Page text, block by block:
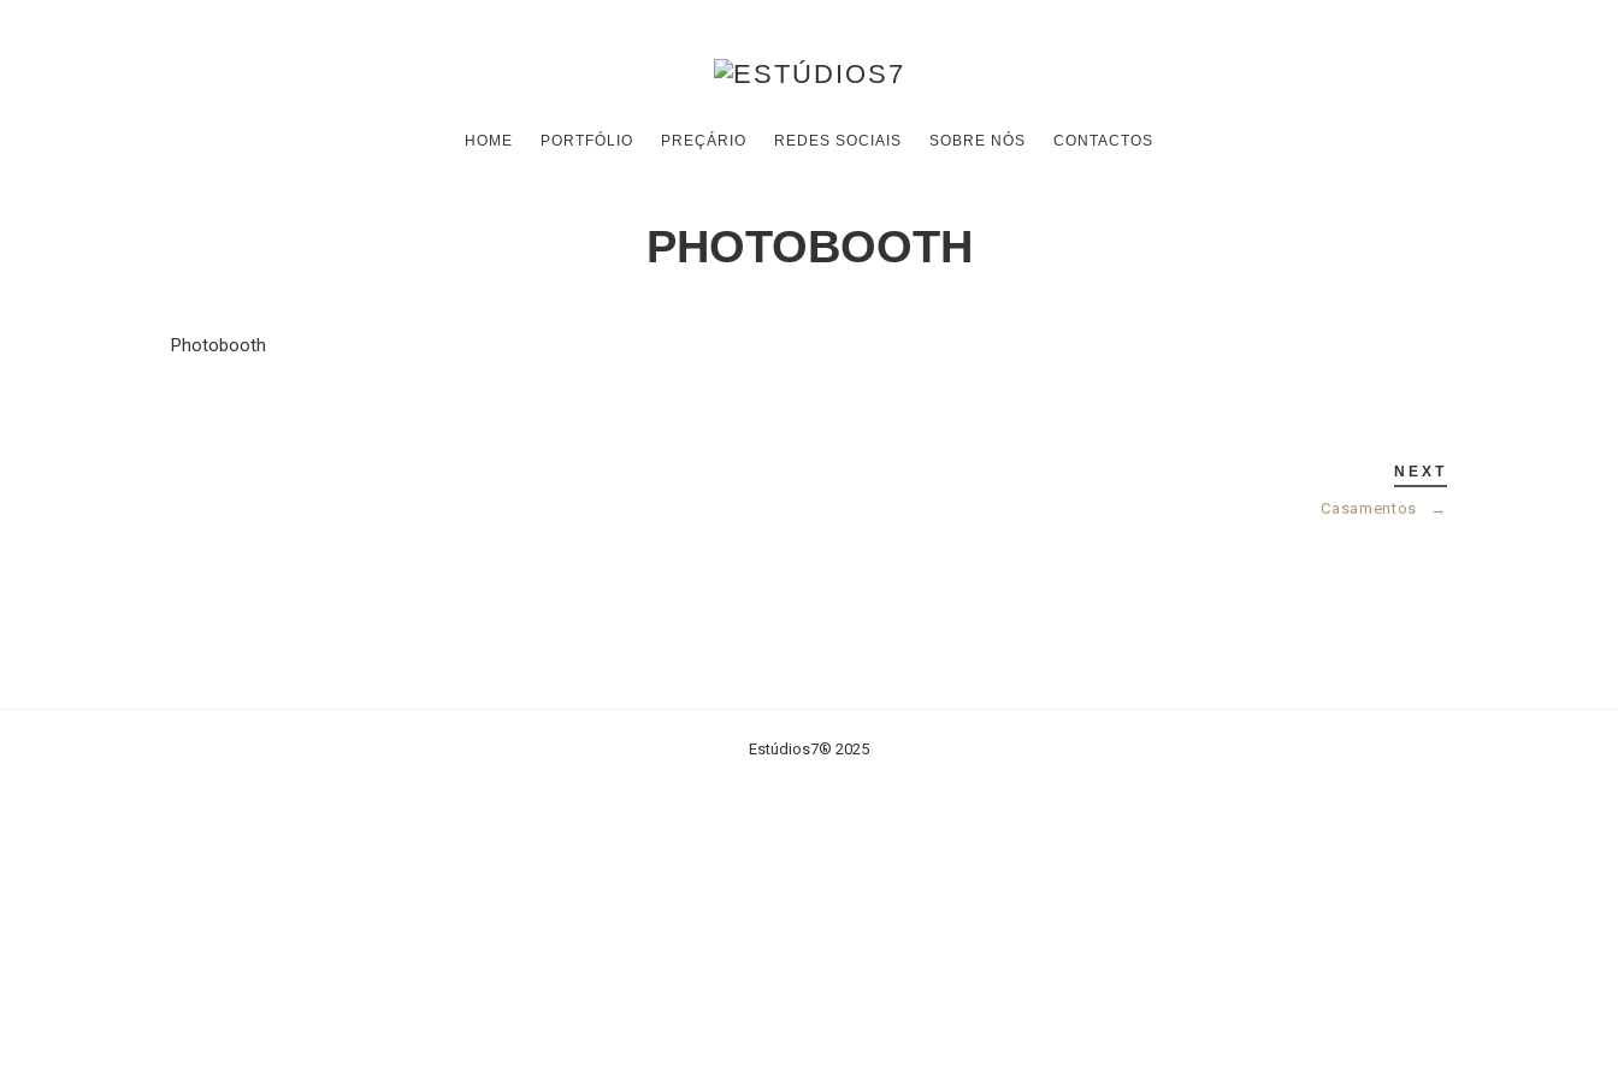
HOME PORTFÓLIO PREÇÁRIO REDES SOCIAIS SOBRE NÓS CONTACTOS
PHOTOBOOTH
Photobooth
NEXT
Casamentos →
Estúdios7® 2025